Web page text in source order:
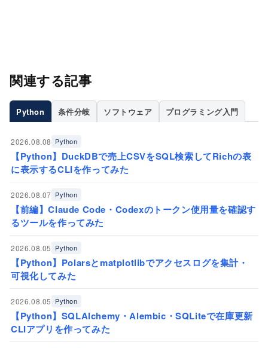
関連する記事
Python 条件分岐 ソフトウェア プログラミング入門
2026.08.08 Python
【Python】DuckDBで売上CSVをSQL検索してRichの表
に表示するCLIを作ってみた
2026.08.07 Python
【前編】Claude Code・Codexのトークン使用量を確認す
るツールを作ってみた
2026.08.05 Python
【Python】Polarsとmatplotlibでアクセスログを集計・
可視化してみた
2026.08.05 Python
【Python】SQLAlchemy・Alembic・SQLiteで在庫更新
CLIアプリを作ってみた